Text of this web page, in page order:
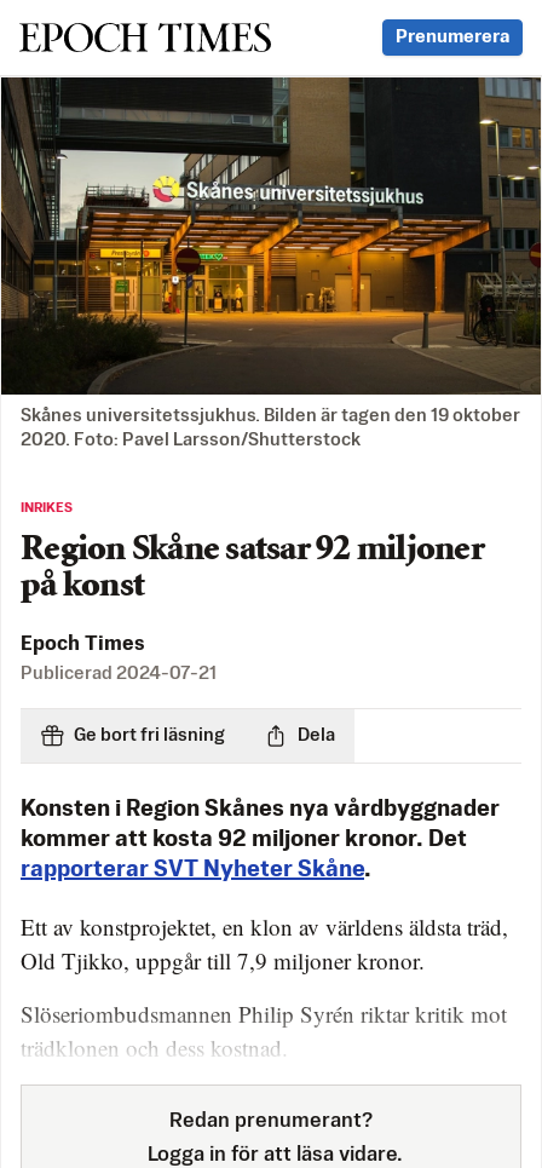
Svenska Epoch Times Prenumerera
Skånes universitetssjukhus. Bilden är tagen den 19 oktober
2020. Foto: Pavel Larsson/Shutterstock
INRIKES
Region Skåne satsar 92 miljoner
på konst
Epoch Times
Publicerad 2024-07-21
Ge bort fri läsning Dela
Konsten i Region Skånes nya vårdbyggnader
kommer att kosta 92 miljoner kronor. Det
rapporterar SVT Nyheter Skåne.
Ett av konstprojektet, en klon av världens äldsta träd,
Old Tjikko, uppgår till 7,9 miljoner kronor.
Slöseriombudsmannen Philip Syrén riktar kritik mot
trädklonen och dess kostnad.
Redan prenumerant?
Logga in för att läsa vidare.